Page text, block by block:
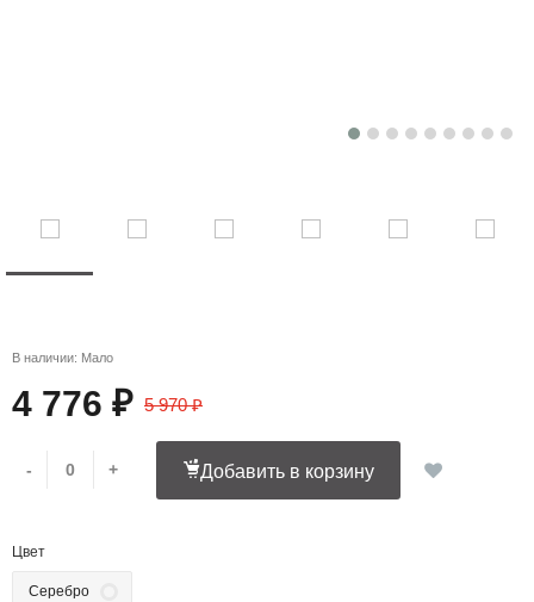
В наличии: Мало
4 776 ₽ 5 970 ₽
- + Добавить в корзину
Цвет
Серебро